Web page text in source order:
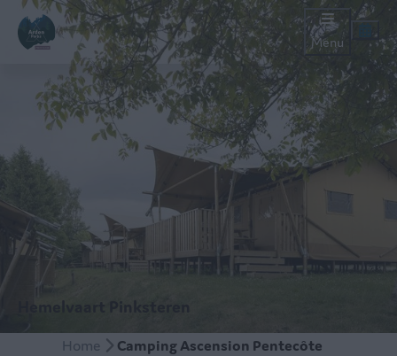
Menu
Home Camping Ascension Pentecôte